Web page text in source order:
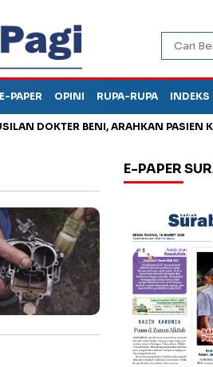
E-PAPER OPINI RUPA-RUPA INDEKS
DOKTER BENI, ARAHKAN PASIEN KE
E-PAPER